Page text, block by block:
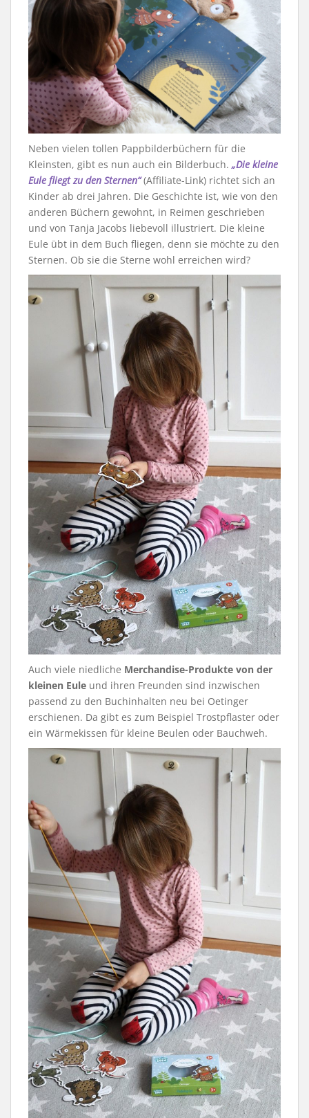
Neben vielen tollen Pappbilderbüchern für die
Kleinsten, gibt es nun auch ein Bilderbuch. „Die kleine
Eule fliegt zu den Sternen“(Affiliate-Link) richtet sich an
Kinder ab drei Jahren. Die Geschichte ist, wie von den
anderen Büchern gewohnt, in Reimen geschrieben
und von Tanja Jacobs liebevoll illustriert. Die kleine
Eule übt in dem Buch fliegen, denn sie möchte zu den
Sternen. Ob sie die Sterne wohl erreichen wird?
Auch viele niedliche Merchandise-Produkte von der
kleinen Eule und ihren Freunden sind inzwischen
passend zu den Buchinhalten neu bei Oetinger
erschienen. Da gibt es zum Beispiel Trostpflaster oder
ein Wärmekissen für kleine Beulen oder Bauchweh.